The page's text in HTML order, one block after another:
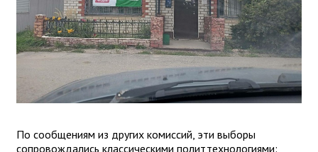
По сообщениям из других комиссий, эти выборы
сопровождались классическими политтехнологиями: